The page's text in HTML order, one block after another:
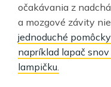
očakávania z
a mozgové závity
jednoduché
napríklad lapač
lampičku.